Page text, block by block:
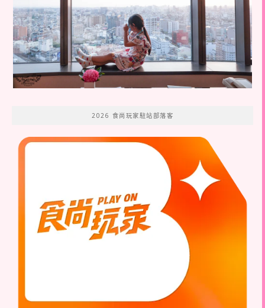
2026 食尚玩家駐站部落客